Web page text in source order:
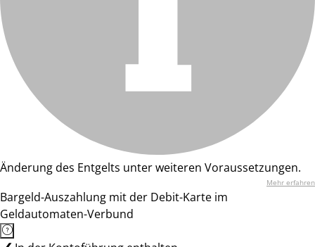
Änderung des Entgelts unter weiteren Voraussetzungen.
Mehr erfahren
Bargeld-Auszahlung mit der Debit-Karte im
Geldautomaten-Verbund